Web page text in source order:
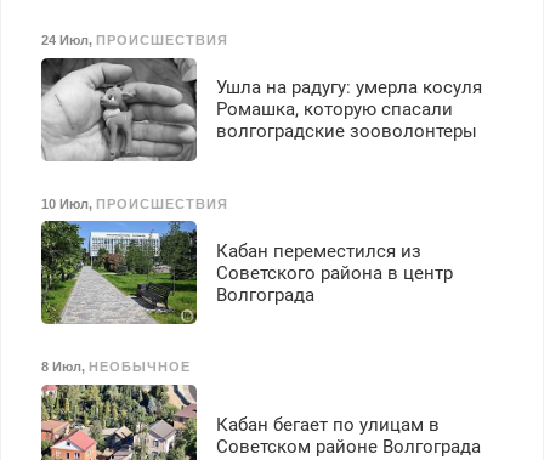
24 Июл, ПРОИСШЕСТВИЯ
Ушла на радугу: умерла косуля
Ромашка, которую спасали
волгоградские зооволонтеры
10 Июл, ПРОИСШЕСТВИЯ
Кабан переместился из
Советского района в центр
Волгограда
8 Июл, НЕОБЫЧНОЕ
Кабан бегает по улицам в
Советском районе Волгограда